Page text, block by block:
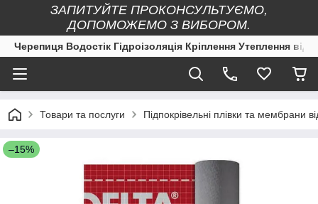
ЗАПИТУЙТЕ ПРОКОНСУЛЬТУЄМО,
ДОПОМОЖЕМО З ВИБОРОМ.
Черепиця Водостік Гідроізоляція Кріплення Утеплення
Товари та послуги Підпокрівельні плівки та мембрани
–15%